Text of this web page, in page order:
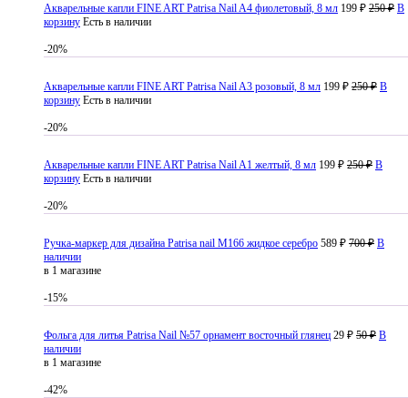
Акварельные капли FINE ART Patrisa Nail A4 фиолетовый, 8 мл 199 ₽ 250 ₽ В
корзину Есть в наличии
-20%
Акварельные капли FINE ART Patrisa Nail A3 розовый, 8 мл 199 ₽ 250 ₽ В
корзину Есть в наличии
-20%
Акварельные капли FINE ART Patrisa Nail A1 желтый, 8 мл 199 ₽ 250 ₽ В
корзину Есть в наличии
-20%
Ручка-маркер для дизайна Patrisa nail M166 жидкое серебро 589 ₽ 700 ₽ В
наличии
в 1 магазине
-15%
Фольга для литья Patrisa Nail №57 орнамент восточный глянец 29 ₽ 50 ₽ В
наличии
в 1 магазине
-42%